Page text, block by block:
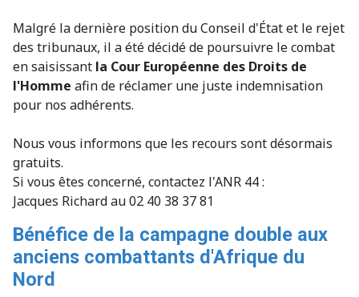
Malgré la dernière position du Conseil d'État et le rejet
des tribunaux, il a été décidé de poursuivre le combat
en saisissant la Cour Européenne des Droits de
l'Homme afin de réclamer une juste indemnisation
pour nos adhérents.
Nous vous informons que les recours sont désormais
gratuits.
Si vous êtes concerné, contactez l'ANR 44 :
Jacques Richard au 02 40 38 37 81
Bénéfice de la campagne double aux
anciens combattants d'Afrique du
Nord